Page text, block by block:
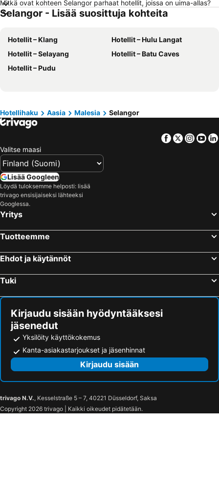
Hotellit – Malta
Hotellit – Aurinkorannikko
Hotellit – Phuket
Hotellit – Koh Lanta
Hotellit – Santorini Saari
Hotellit – Viro
Hotellit – Espanja
Hotellit – Ylläs
Hotellit – Madeira
Hotellit – Kroatia
Mitkä ovat kohteen Selangor parhaat hotellit, joissa on uima-allas?
Selangor - Lisää suosittuja kohteita
Hotellit – Klang
Hotellit – Hulu Langat
Hotellit – Selayang
Hotellit – Batu Caves
Hotellit – Pudu
Hotellihaku Aasia Malesia Selangor
Facebook
Twitter
Valitse maasi
Lisää Googleen
Löydä tuloksemme helposti: lisää
trivago ensisijaiseksi lähteeksi
Googlessa.
Yritys
Tuotteemme
Ehdot ja käytännöt
Tuki
Kirjaudu sisään hyödyntääksesi
jäsenedut
Yksilöity käyttökokemus
Kanta-asiakastarjoukset ja jäsenhinnat
Kirjaudu sisään
trivago N.V., Kesselstraße 5 – 7, 40221 Düsseldorf, Saksa
Copyright 2026 trivago | Kaikki oikeudet pidätetään.